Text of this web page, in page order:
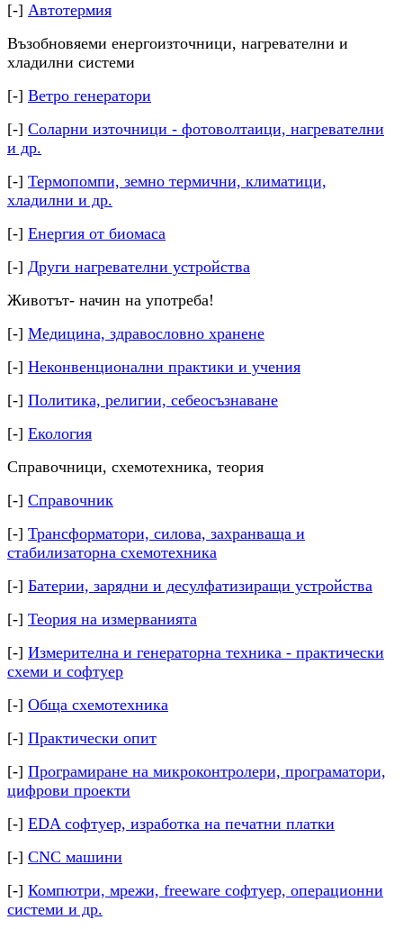
[-] Автотермия
Възобновяеми енергоизточници, нагревателни и
хладилни системи
[-] Ветро генератори
[-] Соларни източници - фотоволтаици, нагревателни
и др.
[-] Термопомпи, земно термични, климатици,
хладилни и др.
[-] Енергия от биомаса
[-] Други нагревателни устройства
Животът- начин на употреба!
[-] Медицина, здравословно хранене
[-] Неконвенционални практики и учения
[-] Политика, религии, себеосъзнаване
[-] Екология
Справочници, схемотехника, теория
[-] Справочник
[-] Трансформатори, силова, захранваща и
стабилизаторна схемотехника
[-] Батерии, зарядни и десулфатизиращи устройства
[-] Теория на измерванията
[-] Измерителна и генераторна техника - практически
схеми и софтуер
[-] Обща схемотехника
[-] Практически опит
[-] Програмиране на микроконтролери, програматори,
цифрови проекти
[-] EDA софтуер, изработка на печатни платки
[-] CNC машини
[-] Компютри, мрежи, freeware софтуер, операционни
системи и др.